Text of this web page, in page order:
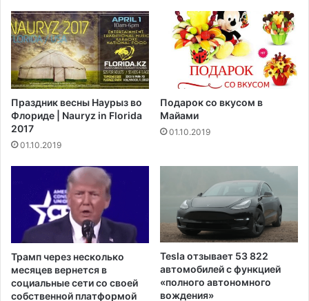
д
у
т
п
р
е
д
п
р
и
р
а
и
г
р
а
т
"
д
п
л
ч
е
с
к
Праздник весны Наурыз во
Флориде | Nauryz in Florida
2017
01.10.2019
Подарок со вкусом в
Майами
01.10.2019
Трамп через несколько
месяцев вернется в
социальные сети со своей
собственной платформой
Tesla отзывает 53 822
автомобилей с функцией
«полного автономного
вождения»